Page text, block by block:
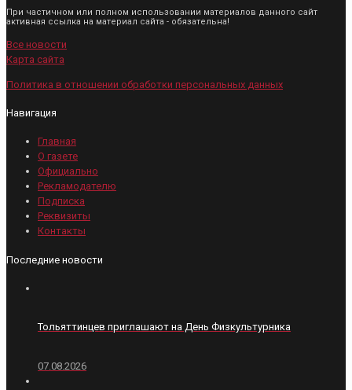
При частичном или полном использовании материалов данного сайт
активная ссылка на материал сайта - обязательна!
Все новости
Карта сайта
Политика в отношении обработки персональных данных
Навигация
Главная
О газете
Официально
Рекламодателю
Подписка
Реквизиты
Контакты
Последние новости
Тольяттинцев приглашают на День Физкультурника
07.08.2026